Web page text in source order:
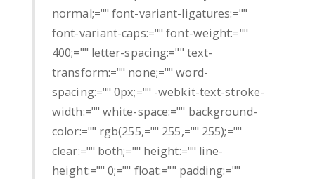
normal;="" font-variant-ligatures:=""
font-variant-caps:="" font-weight:=""
400;="" letter-spacing:="" text-
transform:="" none;="" word-
spacing:="" 0px;="" -webkit-text-stroke-
width:="" white-space:="" background-
color:="" rgb(255,="" 255,="" 255);=""
clear:="" both;="" height:="" line-
height:="" 0;="" float:="" padding:=""